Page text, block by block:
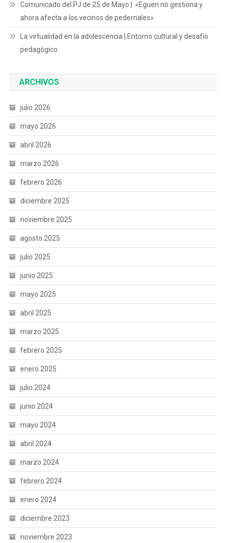
Comunicado del PJ de 25 de Mayo | «Egüen no gestiona y
ahora afecta a los vecinos de pedernales»
La virtualidad en la adolescencia | Entorno cultural y desafío
pedagógico
ARCHIVOS
julio 2026
mayo 2026
abril 2026
marzo 2026
febrero 2026
diciembre 2025
noviembre 2025
agosto 2025
julio 2025
junio 2025
mayo 2025
abril 2025
marzo 2025
febrero 2025
enero 2025
julio 2024
junio 2024
mayo 2024
abril 2024
marzo 2024
febrero 2024
enero 2024
diciembre 2023
noviembre 2023